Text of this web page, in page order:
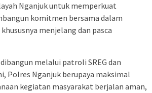
Nganjuk untuk memperkuat
komitmen bersama dalam
menjelang dan pasca
melalui patroli SREG dan
Polres Nganjuk berupaya maksimal
kegiatan masyarakat berjalan aman,